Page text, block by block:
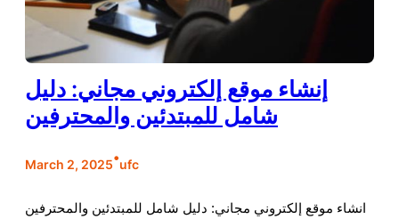
إنشاء موقع إلكتروني مجاني: دليل
شامل للمبتدئين والمحترفين
March 2, 2025•ufc
انشاء موقع إلكتروني مجاني: دليل شامل للمبتدئين والمحترفين